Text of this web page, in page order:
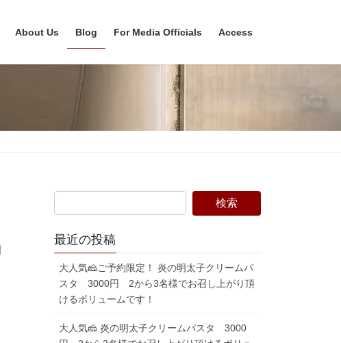
About Us Blog For Media Officials Access
最近の投稿
大人気🧀ご予約限定！ 炎の明太子クリームパ
スタ 3000円 2から3名様でお召し上がり頂
けるボリュームです！
大人気🧀 炎の明太子クリームパスタ 3000